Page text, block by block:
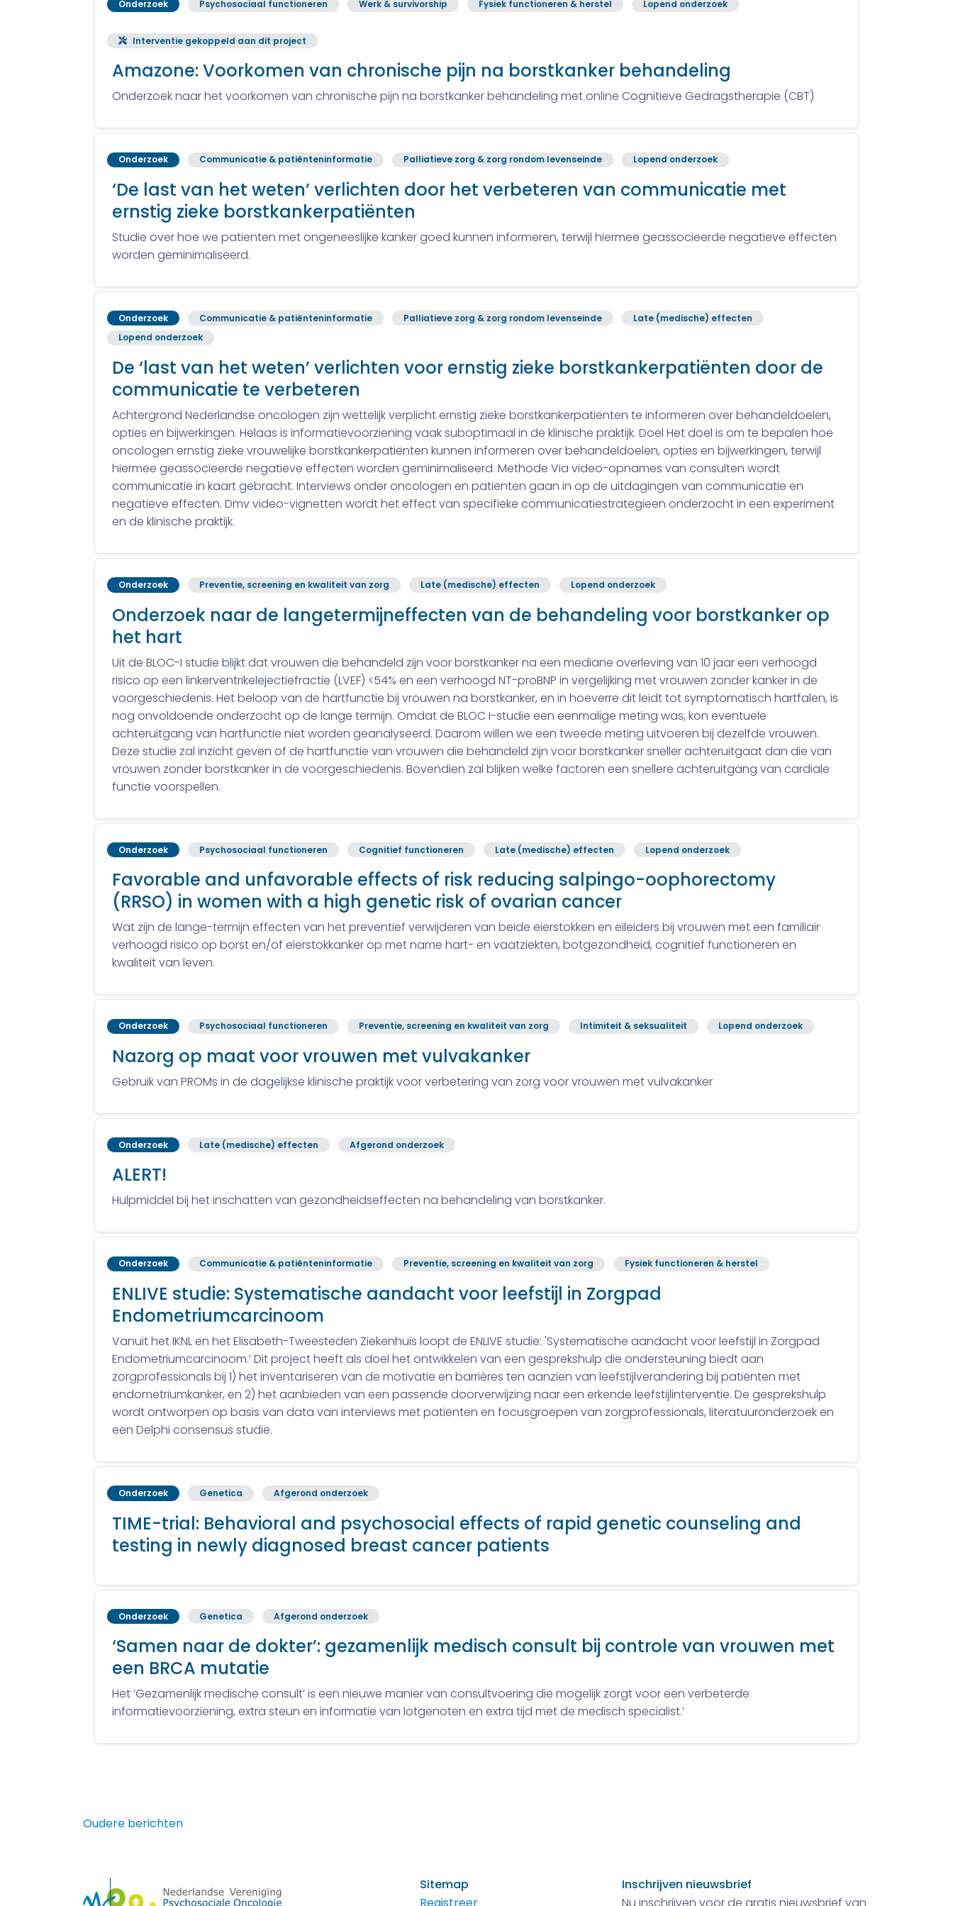
Onderzoek Psychosociaal functioneren Werk & survivorship Fysiek functioneren & herstel Lopend onderzoek
Interventie gekoppeld aan dit project
Amazone: Voorkomen van chronische pijn na borstkanker behandeling
Onderzoek naar het voorkomen van chronische pijn na borstkanker behandeling met online Cognitieve Gedragstherapie (CBT)
Onderzoek Communicatie & patiënteninformatie Palliatieve zorg & zorg rondom levenseinde Lopend onderzoek
‘De last van het weten’ verlichten door het verbeteren van communicatie met
ernstig zieke borstkankerpatiënten
Studie over hoe we patienten met ongeneeslijke kanker goed kunnen informeren, terwijl hiermee geassocieerde negatieve effecten
worden geminimaliseerd.
Onderzoek Communicatie & patiënteninformatie Palliatieve zorg & zorg rondom levenseinde
Late (medische) effecten
Lopend onderzoek
De ‘last van het weten’ verlichten voor ernstig zieke borstkankerpatiënten door de
communicatie te verbeteren
Achtergrond Nederlandse oncologen zijn wettelijk verplicht ernstig zieke borstkankerpatiënten te informeren over behandeldoelen,
opties en bijwerkingen. Helaas is informatievoorziening vaak suboptimaal in de klinische praktijk. Doel Het doel is om te bepalen hoe
oncologen ernstig zieke vrouwelijke borstkankerpatiënten kunnen informeren over behandeldoelen, opties en bijwerkingen, terwijl
hiermee geassocieerde negatieve effecten worden geminimaliseerd. Methode Via video-opnames van consulten wordt
communicatie in kaart gebracht. Interviews onder oncologen en patiënten gaan in op de uitdagingen van communicatie en
negatieve effecten. Dmv video-vignetten wordt het effect van specifieke communicatiestrategieen onderzocht in een experiment
en de klinische praktijk.
Onderzoek Preventie, screening en kwaliteit van zorg Late (medische) effecten Lopend onderzoek
Onderzoek naar de langetermijneffecten van de behandeling voor borstkanker op
het hart
Uit de BLOC-I studie blijkt dat vrouwen die behandeld zijn voor borstkanker na een mediane overleving van 10 jaar een verhoogd
risico op een linkerventrikelejectiefractie (LVEF) <54% en een verhoogd NT-proBNP in vergelijking met vrouwen zonder kanker in de
voorgeschiedenis. Het beloop van de hartfunctie bij vrouwen na borstkanker, en in hoeverre dit leidt tot symptomatisch hartfalen, is
nog onvoldoende onderzocht op de lange termijn. Omdat de BLOC I-studie een eenmalige meting was, kon eventuele
achteruitgang van hartfunctie niet worden geanalyseerd. Daarom willen we een tweede meting uitvoeren bij dezelfde vrouwen.
Deze studie zal inzicht geven of de hartfunctie van vrouwen die behandeld zijn voor borstkanker sneller achteruitgaat dan die van
vrouwen zonder borstkanker in de voorgeschiedenis. Bovendien zal blijken welke factoren een snellere achteruitgang van cardiale
functie voorspellen.
Onderzoek Psychosociaal functioneren Cognitief functioneren Late (medische) effecten Lopend onderzoek
Favorable and unfavorable effects of risk reducing salpingo-oophorectomy
(RRSO) in women with a high genetic risk of ovarian cancer
Wat zijn de lange-termijn effecten van het preventief verwijderen van beide eierstokken en eileiders bij vrouwen met een familiair
verhoogd risico op borst en/of eierstokkanker op met name hart- en vaatziekten, botgezondheid, cognitief functioneren en
kwaliteit van leven.
Onderzoek Psychosociaal functioneren Preventie, screening en kwaliteit van zorg Intimiteit & seksualiteit Lopend onderzoek
Nazorg op maat voor vrouwen met vulvakanker
Gebruik van PROMs in de dagelijkse klinische praktijk voor verbetering van zorg voor vrouwen met vulvakanker
Onderzoek Late (medische) effecten Afgerond onderzoek
ALERT!
Hulpmiddel bij het inschatten van gezondheidseffecten na behandeling van borstkanker.
Onderzoek Communicatie & patiënteninformatie Preventie, screening en kwaliteit van zorg Fysiek functioneren & herstel
ENLIVE studie: Systematische aandacht voor leefstijl in Zorgpad
Endometriumcarcinoom
Vanuit het IKNL en het Elisabeth-Tweesteden Ziekenhuis loopt de ENLIVE studie: 'Systematische aandacht voor leefstijl in Zorgpad
Endometriumcarcinoom.’ Dit project heeft als doel het ontwikkelen van een gesprekshulp die ondersteuning biedt aan
zorgprofessionals bij 1) het inventariseren van de motivatie en barrières ten aanzien van leefstijlverandering bij patiënten met
endometriumkanker, en 2) het aanbieden van een passende doorverwijzing naar een erkende leefstijlinterventie. De gesprekshulp
wordt ontworpen op basis van data van interviews met patiënten en focusgroepen van zorgprofessionals, literatuuronderzoek en
een Delphi consensus studie.
Onderzoek Genetica Afgerond onderzoek
TIME-trial: Behavioral and psychosocial effects of rapid genetic counseling and
testing in newly diagnosed breast cancer patients
Onderzoek Genetica Afgerond onderzoek
‘Samen naar de dokter’: gezamenlijk medisch consult bij controle van vrouwen met
een BRCA mutatie
Het ‘Gezamenlijk medische consult’ is een nieuwe manier van consultvoering die mogelijk zorgt voor een verbeterde
informatievoorziening, extra steun en informatie van lotgenoten en extra tijd met de medisch specialist.’
Berichtennavigatie
Oudere berichten
Sitemap
Inschrijven nieuwsbrief